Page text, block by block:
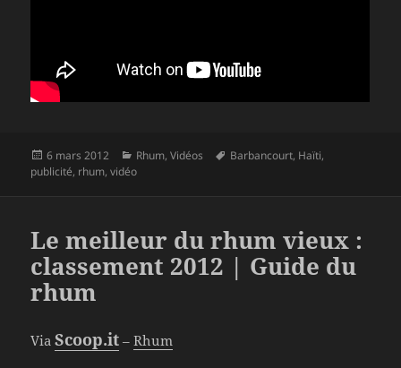
Publié
le
6 mars 2012 Catégories
Rhum,Vidéos
Mots-
Barbancourt, Haïti,
publicité, rhum,vidéo
Le meilleur du rhum vieux :
classement 2012 | Guide du
rhum
ViaScoop.it –Rhum